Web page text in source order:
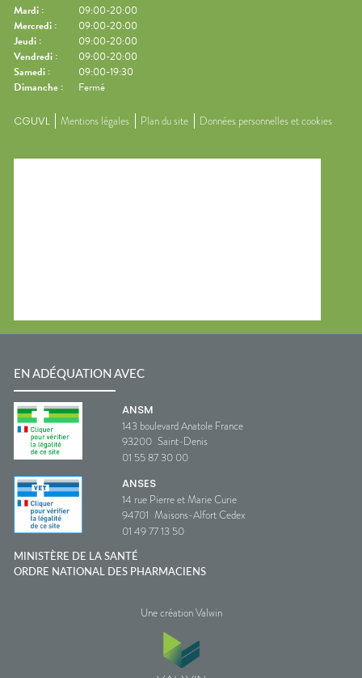
Mardi :
09:00-20:00
Mercredi :
09:00-20:00
Jeudi :
09:00-20:00
Vendredi :
09:00-20:00
Samedi :
09:00-19:30
Dimanche : Fermé
CGUVL Mentions légales Plan du site Données personnelles et cookies
EN ADÉQUATION AVEC
ANSM
143 boulevard Anatole France
93200 Saint-Denis
01 55 87 30 00
ANSES
14 rue Pierre et Marie Curie
94701 Maisons-Alfort Cedex
01 49 77 13 50
MINISTÈRE DE LA SANTÉ
ORDRE NATIONAL DES PHARMACIENS
Une création Valwin